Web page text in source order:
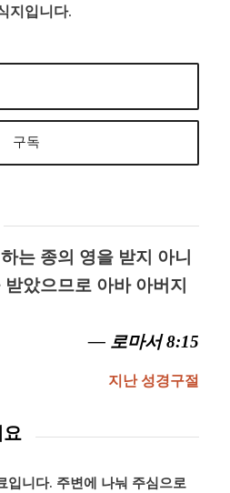
지입니다.
는 종의 영을 받지 아니
았으므로 아바 아버지
— 로마서 8:15
지난 성경구절
입니다. 주변에 나눠 주심으로